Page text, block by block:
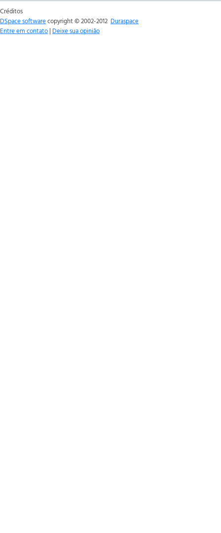
Créditos
DSpace softwarecopyright © 2002-2012 Duraspace
Entre em contato | Deixe sua opinião